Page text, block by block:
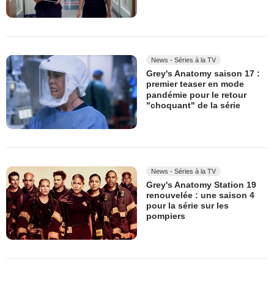
News - Séries à la TV
Grey's Anatomy saison 17 :
premier teaser en mode
pandémie pour le retour
"choquant" de la série
News - Séries à la TV
Grey's Anatomy Station 19
renouvelée : une saison 4
pour la série sur les
pompiers